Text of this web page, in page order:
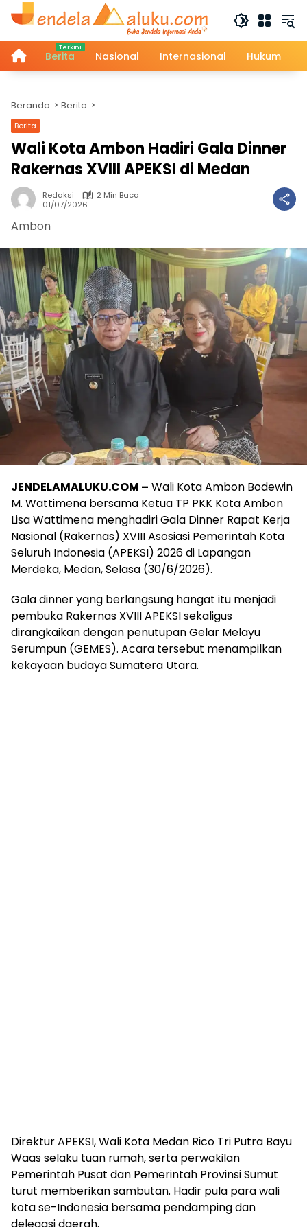
Langsung
HomeBerita Nasional Internasional Hukum
Beranda Berita
Berita
Wali Kota Ambon Hadiri Gala Dinner
Rakernas XVIII APEKSI di Medan
Redaksi
2 Min Baca
01/07/2026
Ambon
JENDELAMALUKU.COM – Wali Kota Ambon Bodewin
M. Wattimena bersama Ketua TP PKK Kota Ambon
Lisa Wattimena menghadiri Gala Dinner Rapat Kerja
Nasional (Rakernas) XVIII Asosiasi Pemerintah Kota
Seluruh Indonesia (APEKSI) 2026 di Lapangan
Merdeka, Medan, Selasa (30/6/2026).
Gala dinner yang berlangsung hangat itu menjadi
pembuka Rakernas XVIII APEKSI sekaligus
dirangkaikan dengan penutupan Gelar Melayu
Serumpun (GEMES). Acara tersebut menampilkan
kekayaan budaya Sumatera Utara.
Direktur APEKSI, Wali Kota Medan Rico Tri Putra Bayu
Waas selaku tuan rumah, serta perwakilan
Pemerintah Pusat dan Pemerintah Provinsi Sumut
turut memberikan sambutan. Hadir pula para wali
kota se-Indonesia bersama pendamping dan